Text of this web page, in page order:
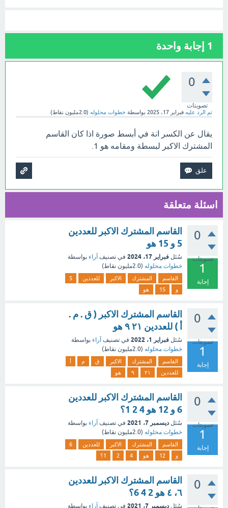
1 إجابة واحدة
0
تصويتات
تم الرد عليه فبراير 17، 2025 بواسطة خطوات محلوله (2.0مليون نقاط)
يقال عن الكسر انة في أبسط صورة اذا كان القاسم
المشترك الاكبر لبسطة ومقامه هو 1.
اسئلة متعلقة
0
تصويتات
1
إجابة
القاسم المشترك الاكبر للعددين
5 و 15 هو
سُئل فبراير 17، 2024 في تصنيف آراء بواسطة
خطوات محلوله (2.0مليون نقاط)
القاسم المشترك الاكبر للعددين
5
و
15 هو
0
تصويتات
1
إجابة
القاسم المشترك الاكبر ( ق . م .
أ ) للعددين ٢١ ٩ هو
سُئل فبراير 1، 2022 في تصنيف آراء بواسطة
خطوات محلوله (2.0مليون نقاط)
القاسم المشترك الاكبر ق م
أ
للعددين
٢١ ٩ هو
0
تصويتات
1
إجابة
القاسم المشترك الاكبر للعددين
6 و 12 هو 4 2 1؟
سُئل ديسمبر 7، 2021 في تصنيف آراء بواسطة
خطوات محلوله (2.0مليون نقاط)
القاسم المشترك الاكبر للعددين
6
و
12 هو 4
2 1؟
0
القاسم المشترك الاكبر للعددين
٦، ٤ هو 2 4 6؟
سُئل ديسمبر 7، 2021 في تصنيف آراء بواسطة